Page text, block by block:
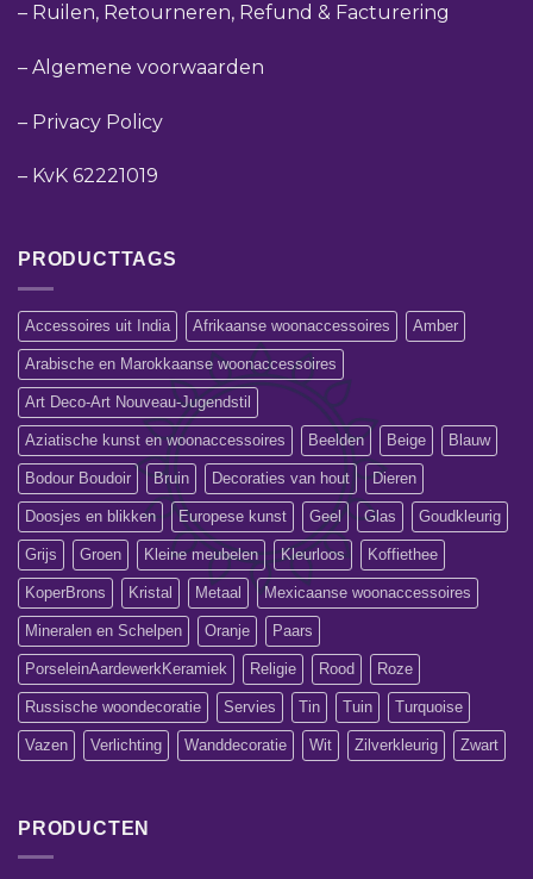
– Ruilen, Retourneren, Refund & Facturering
– Algemene voorwaarden
– Privacy Policy
– KvK 62221019
PRODUCTTAGS
Accessoires uit India Afrikaanse woonaccessoires Amber
Arabische en Marokkaanse woonaccessoires
Art Deco-Art Nouveau-Jugendstil
Aziatische kunst en woonaccessoires Beelden Beige Blauw
Bodour Boudoir Bruin Decoraties van hout Dieren
Doosjes en blikken Europese kunst Geel Glas Goudkleurig
Grijs Groen Kleine meubelen Kleurloos Koffiethee
KoperBrons Kristal Metaal Mexicaanse woonaccessoires
Mineralen en Schelpen Oranje Paars
PorseleinAardewerkKeramiek Religie Rood Roze
Russische woondecoratie Servies Tin Tuin Turquoise
Vazen Verlichting Wanddecoratie Wit Zilverkleurig Zwart
PRODUCTEN